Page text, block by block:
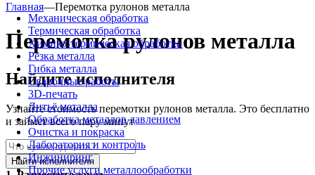
Механическая обработка
Термическая обработка
Химико-термическая обработка
Резка металла
Гибка металла
Сварочные работы
3D-печать
Литьё металла
Обработка металлов давлением
Очистка и покраска
Лаборатория и контроль
Инжиниринг
Прочие услуги металлообработки
Главная—Перемотка рулонов металла
Перемотка рулонов металла
Найдите исполнителя
Узнайте стоимость перемотки рулонов металла. Это бесплатно
и займет всего пару минут
Найти исполнителя